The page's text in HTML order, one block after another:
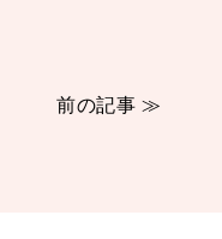
前の記事 ≫